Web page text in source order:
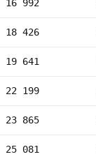
16 992
18 426
19 641
22 199
23 865
25 081